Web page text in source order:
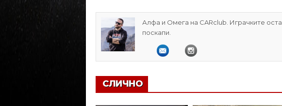
Алфа и Омега на CARclub. Играчките
поскапи.
СЛИЧНО